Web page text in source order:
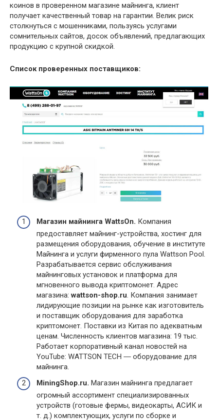
коинов в проверенном магазине майнинга, клиент
получает качественный товар на гарантии. Велик риск
столкнуться с мошенниками, пользуясь услугами
сомнительных сайтов, досок объявлений, предлагающих
продукцию с крупной скидкой.
Список проверенных поставщиков:
Магазин майнинга WattsOn. Компания
предоставляет майнинг-устройства, хостинг для
размещения оборудования, обучение в институте
Майнинга и услуги фирменного пула Wattson Pool.
Разрабатывается сервис обслуживания
майнинговых установок и платформа для
мгновенного вывода криптомонет. Адрес
магазина:wattson-shop.ru . Компания занимает
лидирующие позиции на рынке как изготовитель
и поставщик оборудования для заработка
криптомонет. Поставки из Китая по адекватным
ценам. Численность клиентов магазина: 19 тыс.
Работает корпоративный канал новостей на
YouTube: WATTSON TECH ― оборудование для
майнинга.
MiningShop.ru. Магазин майнинга предлагает
огромный ассортимент специализированных
устройств (готовые фермы, видеокарты, АСИК и
т. д.) комплектующих, услуги по сборке и